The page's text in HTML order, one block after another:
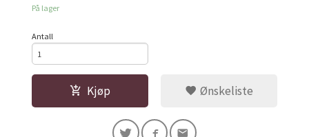
På lager
Antall
Kjøp Ønskeliste